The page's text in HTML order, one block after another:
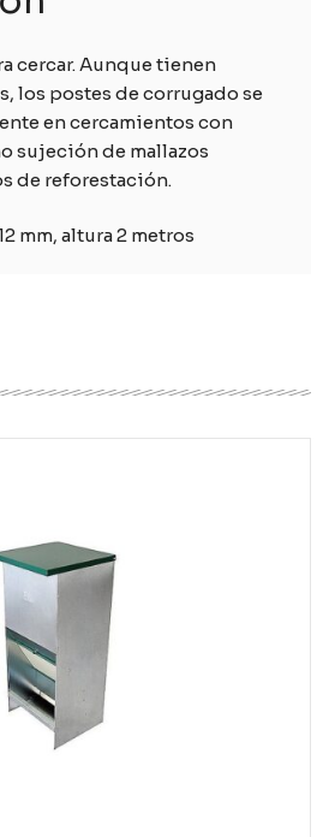
cercar. Aunque tienen
los postes de corrugado se
en cercamientos con
sujeción de mallazos
de reforestación.
mm, altura 2 metros